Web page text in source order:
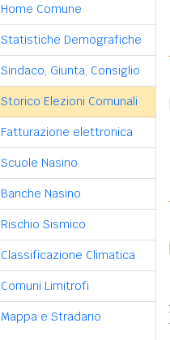
Home Comune
Statistiche Demografiche
Sindaco, Giunta, Consiglio
Storico Elezioni Comunali
Fatturazione elettronica
Scuole Nasino
Banche Nasino
Rischio Sismico
Classificazione Climatica
Comuni Limitrofi
Mappa e Stradario